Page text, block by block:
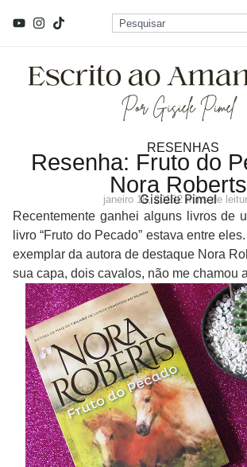
RESENHAS
Resenha: Fruto do
Nora Roberts
Gisiele Pimel
janeiro 18, 20182 mins de
Recentemente ganhei alguns livros de
livro “Fruto do Pecado” estava entre
exemplar da autora de destaque Nora
sua capa, dois cavalos, não me chamou